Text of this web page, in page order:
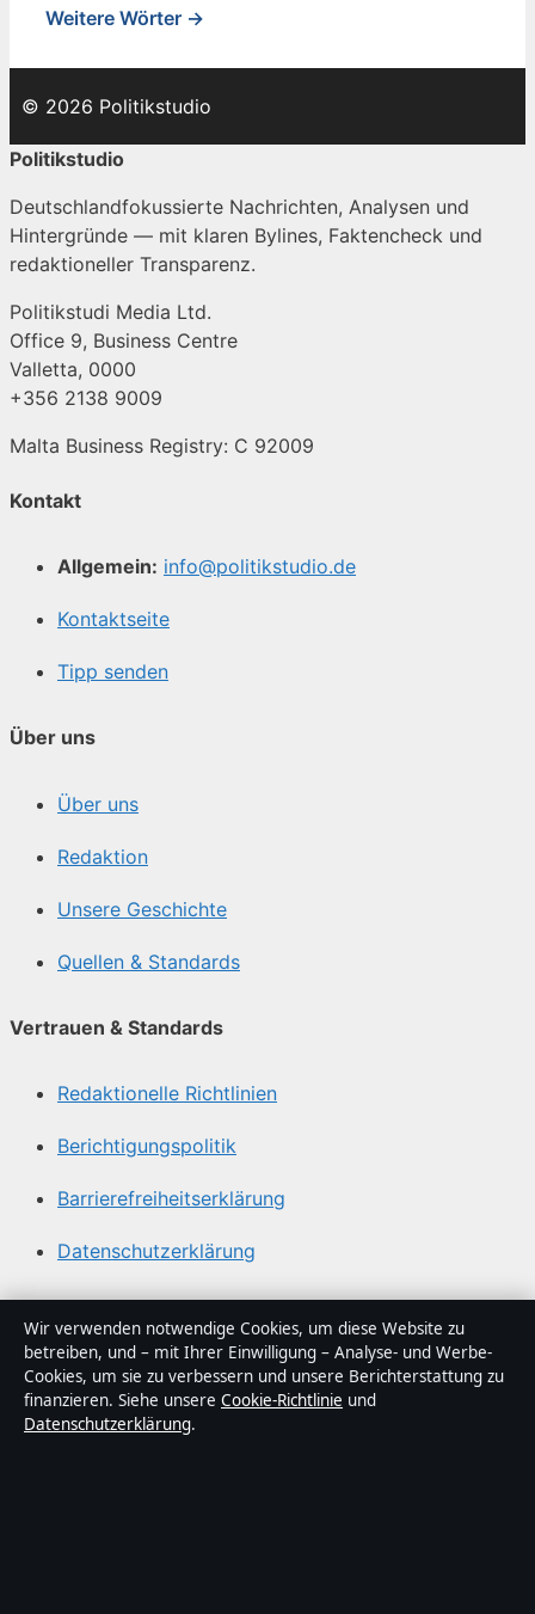
Weitere Wörter →
© 2026 Politikstudio
Politikstudio
Deutschlandfokussierte Nachrichten, Analysen und
Hintergründe — mit klaren Bylines, Faktencheck und
redaktioneller Transparenz.
Politikstudi Media Ltd.
Office 9, Business Centre
Valletta, 0000
+356 2138 9009
Malta Business Registry: C 92009
Kontakt
Allgemein: info@politikstudio.de
Kontaktseite
Tipp senden
Über uns
Über uns
Redaktion
Unsere Geschichte
Quellen & Standards
Vertrauen & Standards
Redaktionelle Richtlinien
Berichtigungspolitik
Barrierefreiheitserklärung
Datenschutzerklärung
Über Politikstudio in Kürze
Politikstudio ist ein unabhängiger digitaler
Nachrichtenanbieter mit Fokus auf Politik, Wirtschaft,
Technik und Gesellschaft in Deutschland. Jeder Artikel
Wir verwenden notwendige Cookies, um diese Website zu
betreiben, und – mit Ihrer Einwilligung – Analyse- und Werbe-
Cookies, um sie zu verbessern und unsere Berichterstattung zu
finanzieren. Siehe unsere Cookie-Richtlinie und
Datenschutzerklärung.